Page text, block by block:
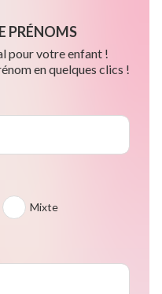
PRÉNOMS
pour votre enfant !
en quelques clics !
Mixte